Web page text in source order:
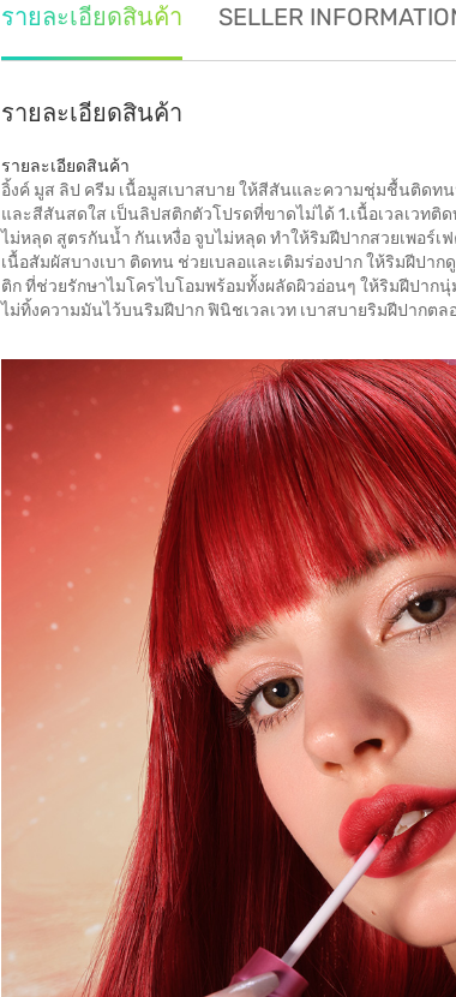
รายละเอียดสินค้า SELLER
รายละเอียดสินค้า
รายละเอียดสินค้า
อิ้งค์ มูส ลิป ครีม เนื้อมูสเบาสบาย ให้สีสันและความชุ่มชื้นติด
และสีสันสดใส เป็นลิปสติกตัวโปรดที่ขาดไม่ได้ 1.เนื้อเวลเวท
ไม่หลุด สูตรกันน้ำ กันเหงื่อ จูบไม่หลุด ทำให้ริมฝีปากสวยเพอร์เ
เนื้อสัมผัสบางเบา ติดทน ช่วยเบลอและเติมร่องปาก ให้ริมฝีปา
ติก ที่ช่วยรักษาไมโครไบโอมพร้อมทั้งผลัดผิวอ่อนๆ ให้ริมฝีปา
ไม่ทิ้งความมันไว้บนริมฝีปาก ฟินิชเวลเวท เบาสบายริมฝีปากตล